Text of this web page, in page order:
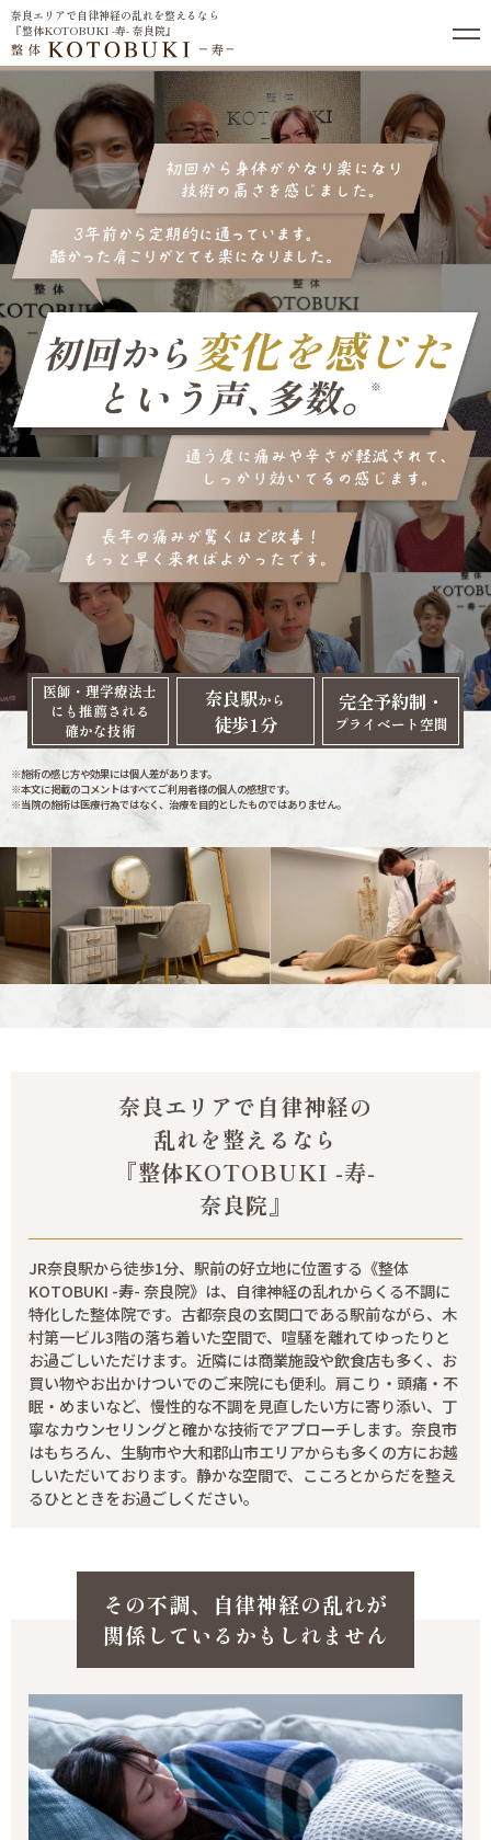
奈良エリアで自律神経の乱れを整えるなら
『整体KOTOBUKI -寿- 奈良院』
医師・理学療法士
にも推薦される
確かな技術
奈良駅から
徒歩1分
完全予約制・
プライベート空間
※施術の感じ方や効果には個人差があります。
※本文に掲載のコメントはすべてご利用者様の個人の感想です。
※当院の施術は医療行為ではなく、治療を目的としたものではありません。
奈良エリアで自律神経の
乱れを整えるなら
『整体KOTOBUKI -寿-
奈良院』
JR奈良駅から徒歩1分、駅前の好立地に位置する《整体
KOTOBUKI -寿- 奈良院》は、自律神経の乱れからくる不調に
特化した整体院です。古都奈良の玄関口である駅前ながら、木
村第一ビル3階の落ち着いた空間で、喧騒を離れてゆったりと
お過ごしいただけます。近隣には商業施設や飲食店も多く、お
買い物やお出かけついでのご来院にも便利。肩こり・頭痛・不
眠・めまいなど、慢性的な不調を見直したい方に寄り添い、丁
寧なカウンセリングと確かな技術でアプローチします。奈良市
はもちろん、生駒市や大和郡山市エリアからも多くの方にお越
しいただいております。静かな空間で、こころとからだを整え
るひとときをお過ごしください。
その不調、自律神経の乱れが
関係しているかもしれません